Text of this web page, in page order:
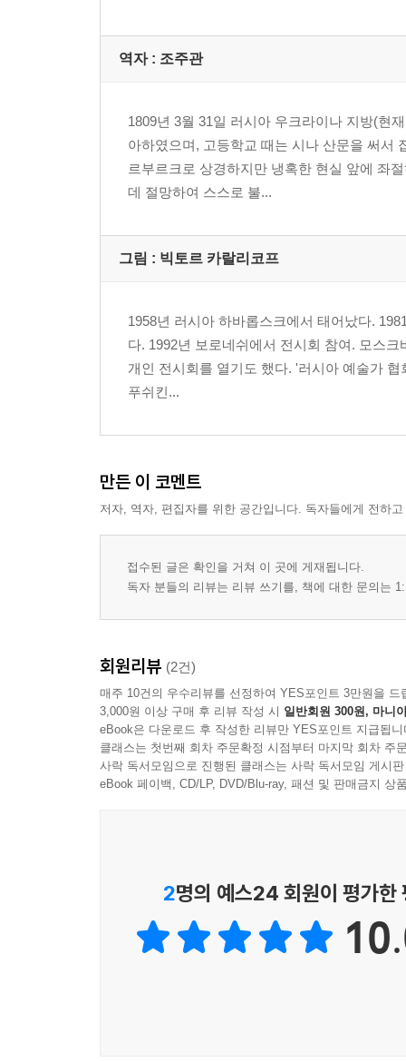
역자 : 조주관
1809년 3월 31일 러시아 우크라이나 지방(현
아하였으며, 고등학교 때는 시나 산문을 써서
르부르크로 상경하지만 냉혹한 현실 앞에 좌
데 절망하여 스스로 불...
그림 : 빅토르 카랄리코프
1958년 러시아 하바롭스크에서 태어났다.
다. 1992년 보로네쉬에서 전시회 참여. 모스
개인 전시회를 열기도 했다. '러시아 예술가
푸쉬킨...
만든 이 코멘트
저자, 역자, 편집자를 위한 공간입니다. 독자들에게 전하
접수된 글은 확인을 거쳐 이 곳에 게재됩니다.
독자 분들의 리뷰는 리뷰 쓰기를, 책에 대한 문의는
회원리뷰 (2건)
매주 10건의 우수리뷰를 선정하여 YES포인트 3만원을 드
3,000원 이상 구매 후 리뷰 작성 시 일반회원 300원, 마니
eBook은 다운로드 후 작성한 리뷰만 YES포인트 지급됩니
클래스는 첫번째 회차 주문확정 시점부터 마지막 회차 주
사락 독서모임으로 진행된 클래스는 사락 독서모임 게시
eBook 페이백, CD/LP, DVD/Blu-ray, 패션 및 판매금지 상
2명의 예스24 회원이 평가한